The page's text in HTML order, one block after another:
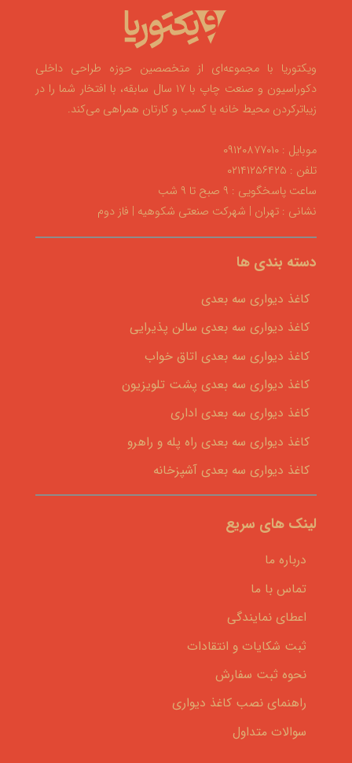
ویکتوریا با مجموعه‌ای از متخصصین حوزه طراحی داخلی
دکوراسیون و صنعت چاپ با ۱۷ سال سابقه، با افتخار شما را در
زیباترکردن محیط خانه یا کسب و کارتان همراهی می‌کند.
موبایل : ۰۹۱۲۰۸۷۷۰۱۰
تلفن : ۰۲۱۴۱۲۵۶۴۲۵
ساعت پاسخگویی : ۹ صبح تا ۹ شب
نشانی : تهران | شهرکت صنعتی شکوهیه | فاز دوم
دسته بندی ها
کاغذ دیواری سه بعدی
کاغذ دیواری سه بعدی سالن پذیرایی
کاغذ دیواری سه بعدی اتاق خواب
کاغذ دیواری سه بعدی پشت تلویزیون
کاغذ دیواری سه بعدی اداری
کاغذ دیواری سه بعدی راه پله و راهرو
کاغذ دیواری سه بعدی آشپزخانه
لینک های سریع
درباره ما
تماس با ما
اعطای نمایندگی
ثبت شکایات و انتقادات
نحوه ثبت سفارش
راهنمای نصب کاغذ دیواری
سوالات متداول